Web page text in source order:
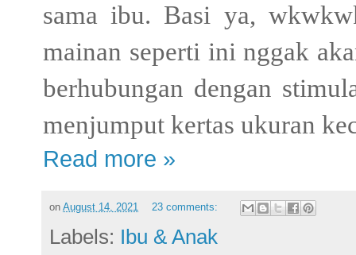
sama ibu. Basi ya,
mainan seperti ini nggak
berhubungan dengan
menjumput kertas ukuran
Read more »
on August 14, 2021 23 comments:
Labels: Ibu & Anak